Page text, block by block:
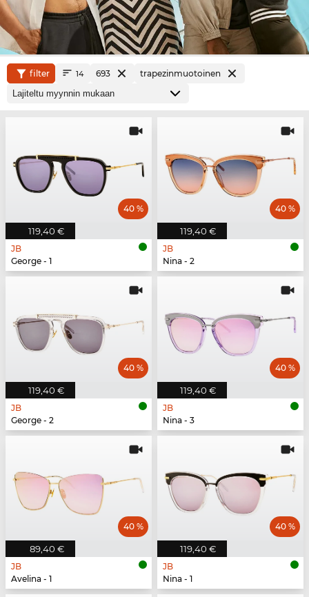
filter 14 693 trapezinmuotoinen
119,40 €
40 %
JB
George - 1
119,40 €
40 %
JB
Nina - 2
119,40 €
40 %
JB
George - 2
119,40 €
40 %
JB
Nina - 3
89,40 €
40 %
JB
Avelina - 1
119,40 €
40 %
JB
Nina - 1